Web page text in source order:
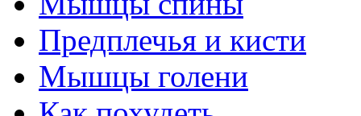
Предплечья и кисти
Мышцы голени